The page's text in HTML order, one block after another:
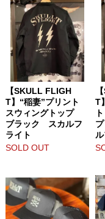
【SKULL FLIGH
T】“稲妻”プリント
スウィングトップ
ブラック スカルフ
ライト
SOLD OUT
T